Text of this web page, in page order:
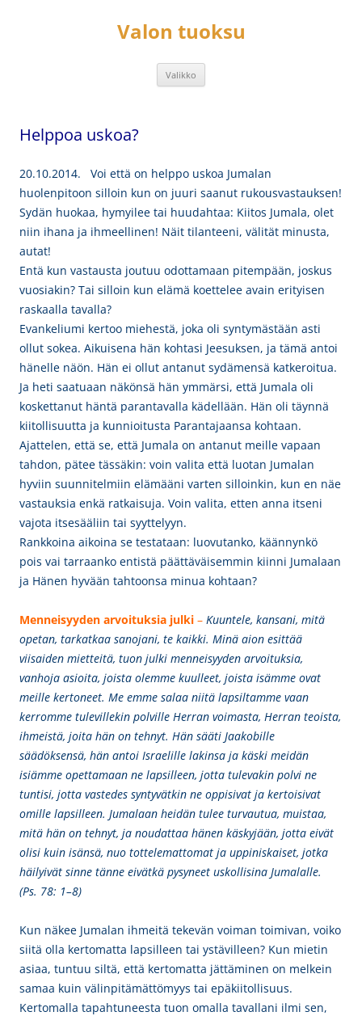
Valon tuoksu
Valikko
Helppoa uskoa?
20.10.2014. Voi että on helppo uskoa Jumalan
huolenpitoon silloin kun on juuri saanut rukousvastauksen!
Sydän huokaa, hymyilee tai huudahtaa: Kiitos Jumala, olet
niin ihana ja ihmeellinen! Näit tilanteeni, välität minusta,
autat!
Entä kun vastausta joutuu odottamaan pitempään, joskus
vuosiakin? Tai silloin kun elämä koettelee avain erityisen
raskaalla tavalla?
Evankeliumi kertoo miehestä, joka oli syntymästään asti
ollut sokea. Aikuisena hän kohtasi Jeesuksen, ja tämä antoi
hänelle näön. Hän ei ollut antanut sydämensä katkeroitua.
Ja heti saatuaan näkönsä hän ymmärsi, että Jumala oli
koskettanut häntä parantavalla kädellään. Hän oli täynnä
kiitollisuutta ja kunnioitusta Parantajaansa kohtaan.
Ajattelen, että se, että Jumala on antanut meille vapaan
tahdon, pätee tässäkin: voin valita että luotan Jumalan
hyviin suunnitelmiin elämääni varten silloinkin, kun en näe
vastauksia enkä ratkaisuja. Voin valita, etten anna itseni
vajota itsesääliin tai syyttelyyn.
Rankkoina aikoina se testataan: luovutanko, käännynkö
pois vai tarraanko entistä päättäväisemmin kiinni Jumalaan
ja Hänen hyvään tahtoonsa minua kohtaan?
Menneisyyden arvoituksia julki – Kuuntele, kansani, mitä
opetan, tarkatkaa sanojani, te kaikki. Minä aion esittää
viisaiden mietteitä, tuon julki menneisyyden arvoituksia,
vanhoja asioita, joista olemme kuulleet, joista isämme ovat
meille kertoneet. Me emme salaa niitä lapsiltamme vaan
kerromme tulevillekin polville Herran voimasta, Herran teoista,
ihmeistä, joita hän on tehnyt. Hän sääti Jaakobille
säädöksensä, hän antoi Israelille lakinsa ja käski meidän
isiämme opettamaan ne lapsilleen, jotta tulevakin polvi ne
tuntisi, jotta vastedes syntyvätkin ne oppisivat ja kertoisivat
omille lapsilleen. Jumalaan heidän tulee turvautua, muistaa,
mitä hän on tehnyt, ja noudattaa hänen käskyjään, jotta eivät
olisi kuin isänsä, nuo tottelemattomat ja uppiniskaiset, jotka
häilyivät sinne tänne eivätkä pysyneet uskollisina Jumalalle.
(Ps. 78: 1–8)
Kun näkee Jumalan ihmeitä tekevän voiman toimivan, voiko
siitä olla kertomatta lapsilleen tai ystävilleen? Kun mietin
asiaa, tuntuu siltä, että kertomatta jättäminen on melkein
samaa kuin välinpitämättömyys tai epäkiitollisuus.
Kertomalla tapahtuneesta tuon omalla tavallani ilmi sen,